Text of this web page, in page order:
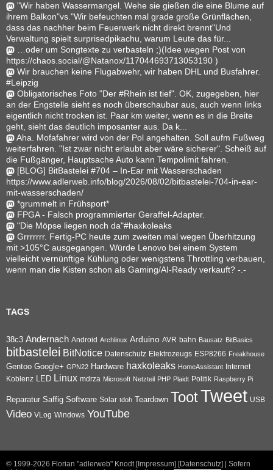
"Wir haben Wassermangel. Wehe sie gießen die eine Blume auf
ihrem Balkon"vs."Wir befeuchten mal grade große Grünflächen,
dass das nachher beim Feuerwerk nicht direkt brennt"Und
Verwaltung spielt surprisedpikachu, warum Leute das für...
…oder um Songtexte zu verbasteln ;)(Idee wegen Post von
https://chaos.social/@Natanox/117044693713053190 )
Wir brauchen keine Flugabwehr, wir haben DHL und Busfahrer.
#Leipzig
Obligatorisches Foto "Der #Rhein ist tief". OK, zugegeben, hier
an der Engstelle sieht es noch überschaubar aus, auch wenn links
eigentlich nicht trocken ist. Paar km weiter, wenn es in die Breite
geht, sieht das deutlich imposanter aus. Da k...
Aha. Mofafahrer wird von der Pol angehalten. Soll aufm Fußweg
weiterfahren. "Ist zwar nicht erlaubt aber wäre sicherer". Scheiß auf
die Fußgänger, Hauptsache Auto kann Tempolimit fahren.
[BLOG] BitBastelei #704 – In-Ear mit Wasserschaden
https://www.adlerweb.info/blog/2026/08/02/bitbastelei-704-in-ear-
mit-wasserschaden/
*grummelt in Frühsport*
FPGA - Falsch programmierter Geraffel-Adapter.
"Die Möpse liegen noch da"#haxkoleaks
Grrrrrrr. Fertig-PC heute zum zweiten mal wegen Überhitzung
mit >105°C ausgegangen. Würde Lenovo bei einem System
vielleicht vernünftige Kühlung oder wenigstens Throttling verbauen,
wenn man die Kisten schon als Gaming/AI-Ready verkauft? -.-
TAGS
38c3 Andernach Android Archlinux Arduino AVR bahn Bausatz BitBasics
bitbastelei BitNotice Datenschutz Elektrozeugs ESP8266 Freakhouse
Gentoo Google+ GPN22 Hardware haxkoleaks HomeAssistant Internet
Koblenz LED Linux mdrza Microsoft Netzteil PHP Plaidt Politik Raspberry Pi
Reparatur Saffig Software Solar tdoh Teardown TootTweet USB
Video VLog Windows YouTube
© 1999-2026 Florian "adlerweb" Knodt [Impressum] [Datenschutz] | Sofern